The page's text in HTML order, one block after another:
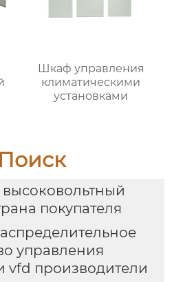
Шкаф управления
климатическими
установками
Поиск
покупателя
управления
vfd производители